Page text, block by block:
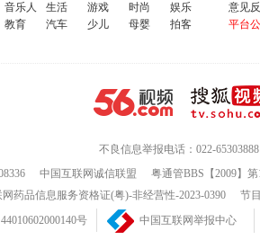
音乐人 生活 游戏 时尚
娱乐
教育 汽车 少儿 母婴 拍客
意见
平台
不良信息举报电话：022-65303888
中国互联网诚信联盟
粤通管BBS【2009】
网药品信息服务资格证(粤)-非经营性-2023-0390
节
号
中国互联网举报中心